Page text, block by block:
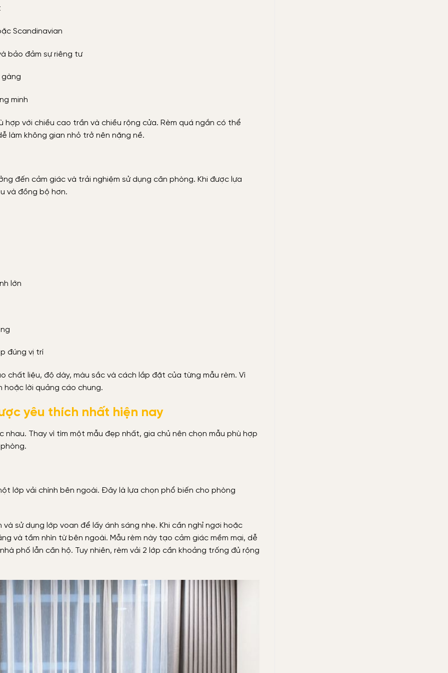
Scandinavian
bảo đảm sự riêng tư
gàng
minh
với chiều cao trần và chiều rộng cửa. Rèm quá ngắn có thể
làm không gian nhỏ trở nên nặng nề.
đến cảm giác và trải nghiệm sử dụng căn phòng. Khi được lựa
và đồng bộ hơn.
lớn
đúng vị trí
chất liệu, độ dày, màu sắc và cách lắp đặt của từng mẫu rèm. Vì
hoặc lời quảng cáo chung.
yêu thích nhất hiện nay
nhau. Thay vì tìm một mẫu đẹp nhất, gia chủ nên chọn mẫu phù hợp
lớp vải chính bên ngoài. Đây là lựa chọn phổ biến cho phòng
sử dụng lớp voan để lấy ánh sáng nhẹ. Khi cần nghỉ ngơi hoặc
và tầm nhìn từ bên ngoài. Mẫu rèm này tạo cảm giác mềm mại, dễ
phố lẫn căn hộ. Tuy nhiên, rèm vải 2 lớp cần khoảng trống đủ rộng